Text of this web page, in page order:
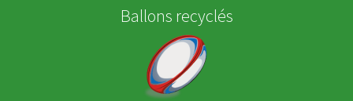
Ballons recyclés